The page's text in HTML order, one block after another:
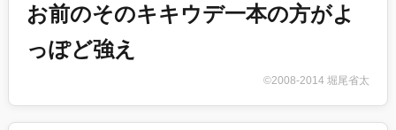
お前のそのキキウデ一本の方がよ
っぽど強え
©2008-2014 堀尾省太